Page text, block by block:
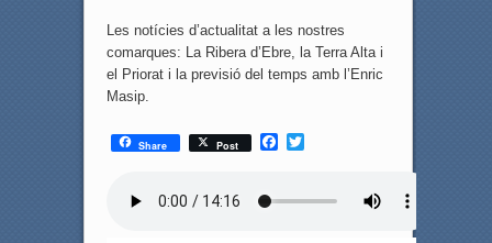
Les notícies d’actualitat a les nostres
comarques: La Ribera d’Ebre, la Terra Alta i
el Priorat i la previsió del temps amb l’Enric
Masip.
Share Post
F
T